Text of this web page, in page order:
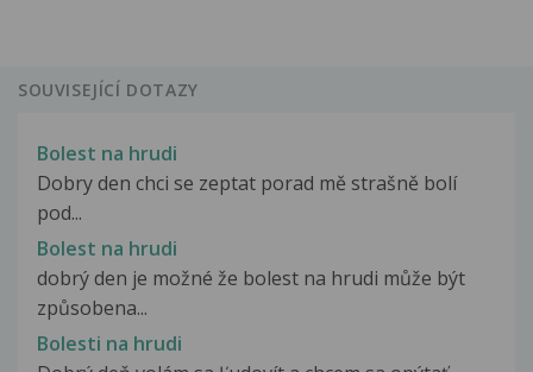
SOUVISEJÍCÍ DOTAZY
Bolest na hrudi
Dobry den chci se zeptat porad mě strašně bolí
pod...
Bolest na hrudi
dobrý den je možné že bolest na hrudi může být
způsobena...
Bolesti na hrudi